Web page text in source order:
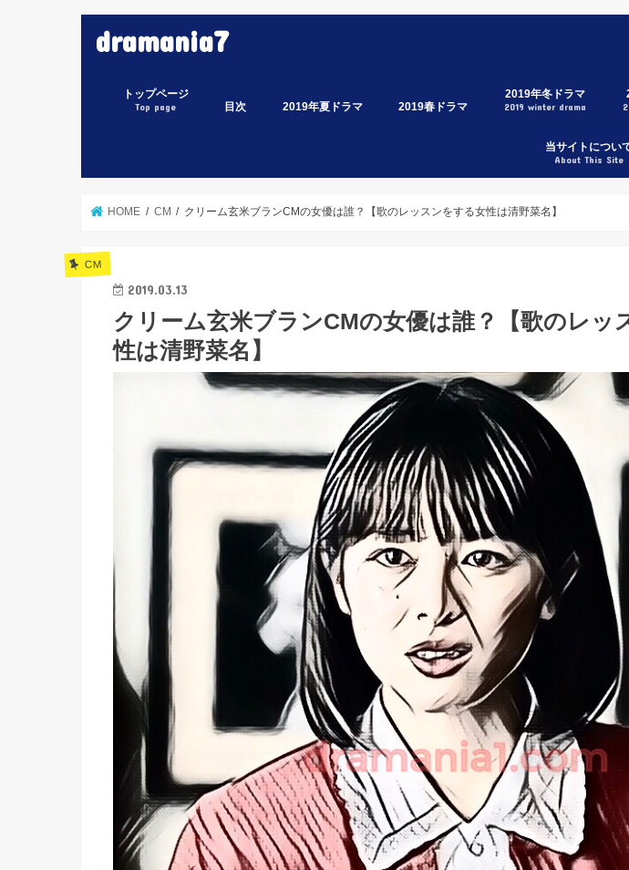
dramania7
トップページ
Top page 目次 2019年夏ドラマ 2019春ドラマ
2019年冬ドラマ
2019 winter drama
家売るオンナの逆襲
トレース科捜研の男
メゾン・ド・ポリス
グッドワイフ
初めて恋をした日に読む
スキャンダル専門弁護士
イノセンス～冤罪弁護士
ハケン占い師アタル
節約ロック 大
当サイトについ
About This Site
HOME CM クリーム玄米ブランCMの女優は誰？【歌のレッスンをする女性は清野菜名】
CM
2019.03.13
クリーム玄米ブランCMの女優は誰？【歌のレッ
性は清野菜名】